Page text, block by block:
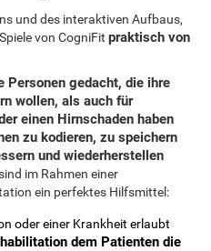
und des interaktiven Aufbaus,
von CogniFitpraktisch von
Personen gedacht, die ihre
wollen, als auch für
einen Hirnschaden haben
zu kodieren, zu speichern
und wiederherstellen
im Rahmen einer
ein perfektes Hilfsmittel:
oder einer Krankheit erlaubt
dem Patienten die